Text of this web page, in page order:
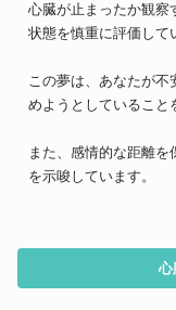
心臓が止まったか観察
状態を慎重に評価して
この夢は、あなたが不
めようとしていること
また、感情的な距離
を示唆しています。
心